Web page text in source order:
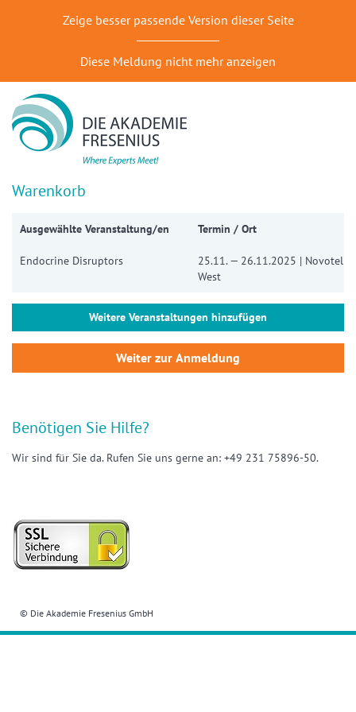
Zeige besser passende Version dieser Seite
Diese Meldung nicht mehr anzeigen
Warenkorb
Ausgewählte Veranstaltung/en Termin / Ort
Endocrine Disruptors
25.11. — 26.11.2025 | Novotel
West
Weitere Veranstaltungen hinzufügen
Benötigen Sie Hilfe?
Wir sind für Sie da. Rufen Sie uns gerne an: +49 231 75896-50.
© Die Akademie Fresenius GmbH